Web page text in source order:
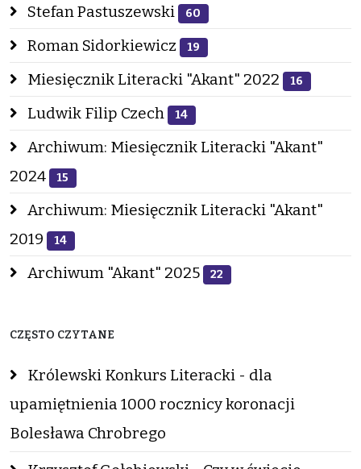
Stefan Pastuszewski 60
Roman Sidorkiewicz 19
Miesięcznik Literacki "Akant" 2022 16
Ludwik Filip Czech 14
Archiwum: Miesięcznik Literacki "Akant"
2024
15
Archiwum: Miesięcznik Literacki "Akant"
2019
14
Archiwum "Akant" 2025 22
CZĘSTO CZYTANE
Królewski Konkurs Literacki - dla
upamiętnienia 1000 rocznicy koronacji
Bolesława Chrobrego